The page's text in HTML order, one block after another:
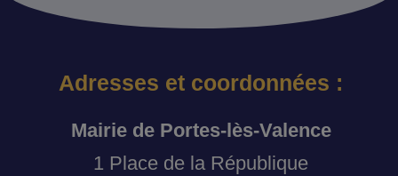
Adresses et coordonnées :
Mairie de Portes-lès-Valence
1 Place de la République